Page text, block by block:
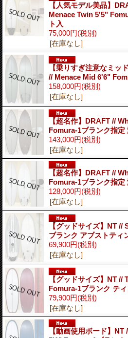
【人気モデル美品】
Menace Twin 5'5"
ト入
75,000円(税別)
[在庫なし]
【乗りすぎ注意なミッ
// Menace Mid 6'6"
158,000円(税別)
[在庫なし]
【超名作】DRAFT //
Fomura-1ブランク指定
143,000円(税別)
[在庫なし]
【超名作】DRAFT //
Fomura-1ブランク指定
128,000円(税別)
[在庫なし]
【グッドサイズ】NT
ブランク アブストティ
69,900円(税別)
[在庫なし]
【グッドサイズ】NT
Fomura-1ブランク テ
79,900円(税別)
[在庫なし]
【動画使用ボード】